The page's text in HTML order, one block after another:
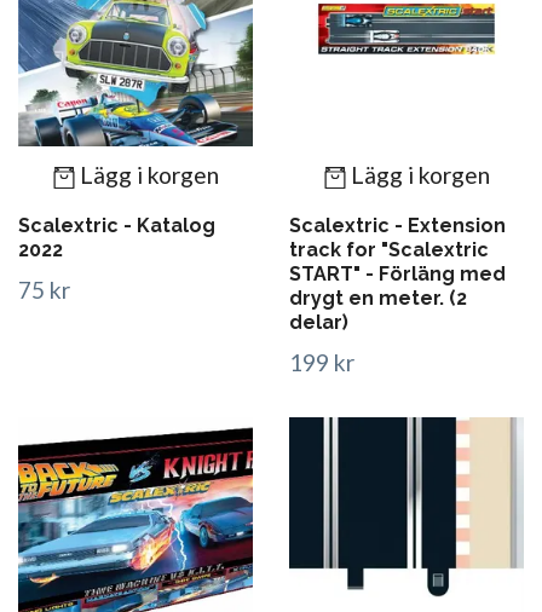
Lägg i korgen
Scalextric - Katalog
2022
75 kr
Lägg i korgen
Scalextric - Extension
track for "Scalextric
START" - Förläng med
drygt en meter. (2
delar)
199 kr